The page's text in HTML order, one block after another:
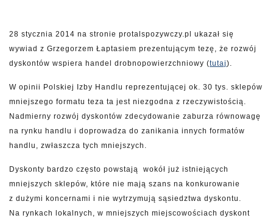
28 stycznia 2014 na stronie protalspozywczy.pl ukazał się
wywiad z Grzegorzem Łaptasiem prezentującym tezę, że rozwój
dyskontów wspiera handel drobnopowierzchniowy (tutaj).
W opinii Polskiej Izby Handlu reprezentującej ok. 30 tys. sklepów
mniejszego formatu teza ta jest niezgodna z rzeczywistością.
Nadmierny rozwój dyskontów zdecydowanie zaburza równowagę
na rynku handlu i doprowadza do zanikania innych formatów
handlu, zwłaszcza tych mniejszych.
Dyskonty bardzo często powstają wokół już istniejących
mniejszych sklepów, które nie mają szans na konkurowanie
z dużymi koncernami i nie wytrzymują sąsiedztwa dyskontu.
Na rynkach lokalnych, w mniejszych miejscowościach dyskont